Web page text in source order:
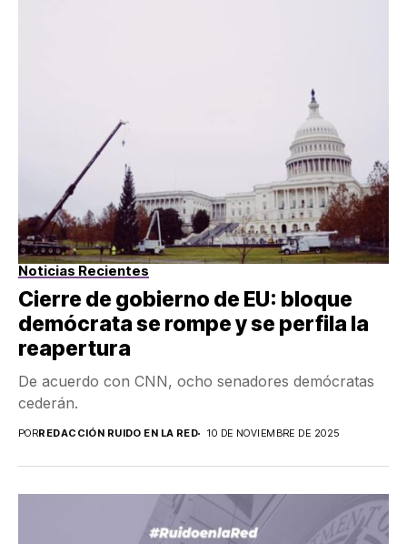
Noticias Recientes
Cierre de gobierno de EU: bloque
demócrata se rompe y se perfila la
reapertura
De acuerdo con CNN, ocho senadores demócratas
cederán.
PORREDACCIÓN RUIDO EN LA RED 10 DE NOVIEMBRE DE 2025